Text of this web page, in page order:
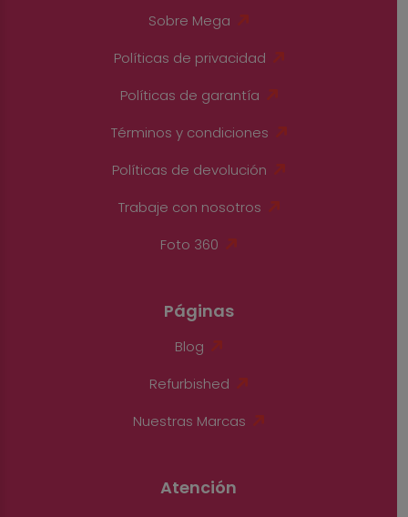
Sobre Mega
Políticas de privacidad
Políticas de garantía
Términos y condiciones
Políticas de devolución
Trabaje con nosotros
Foto 360
Páginas
Blog
Refurbished
Nuestras Marcas
Atención